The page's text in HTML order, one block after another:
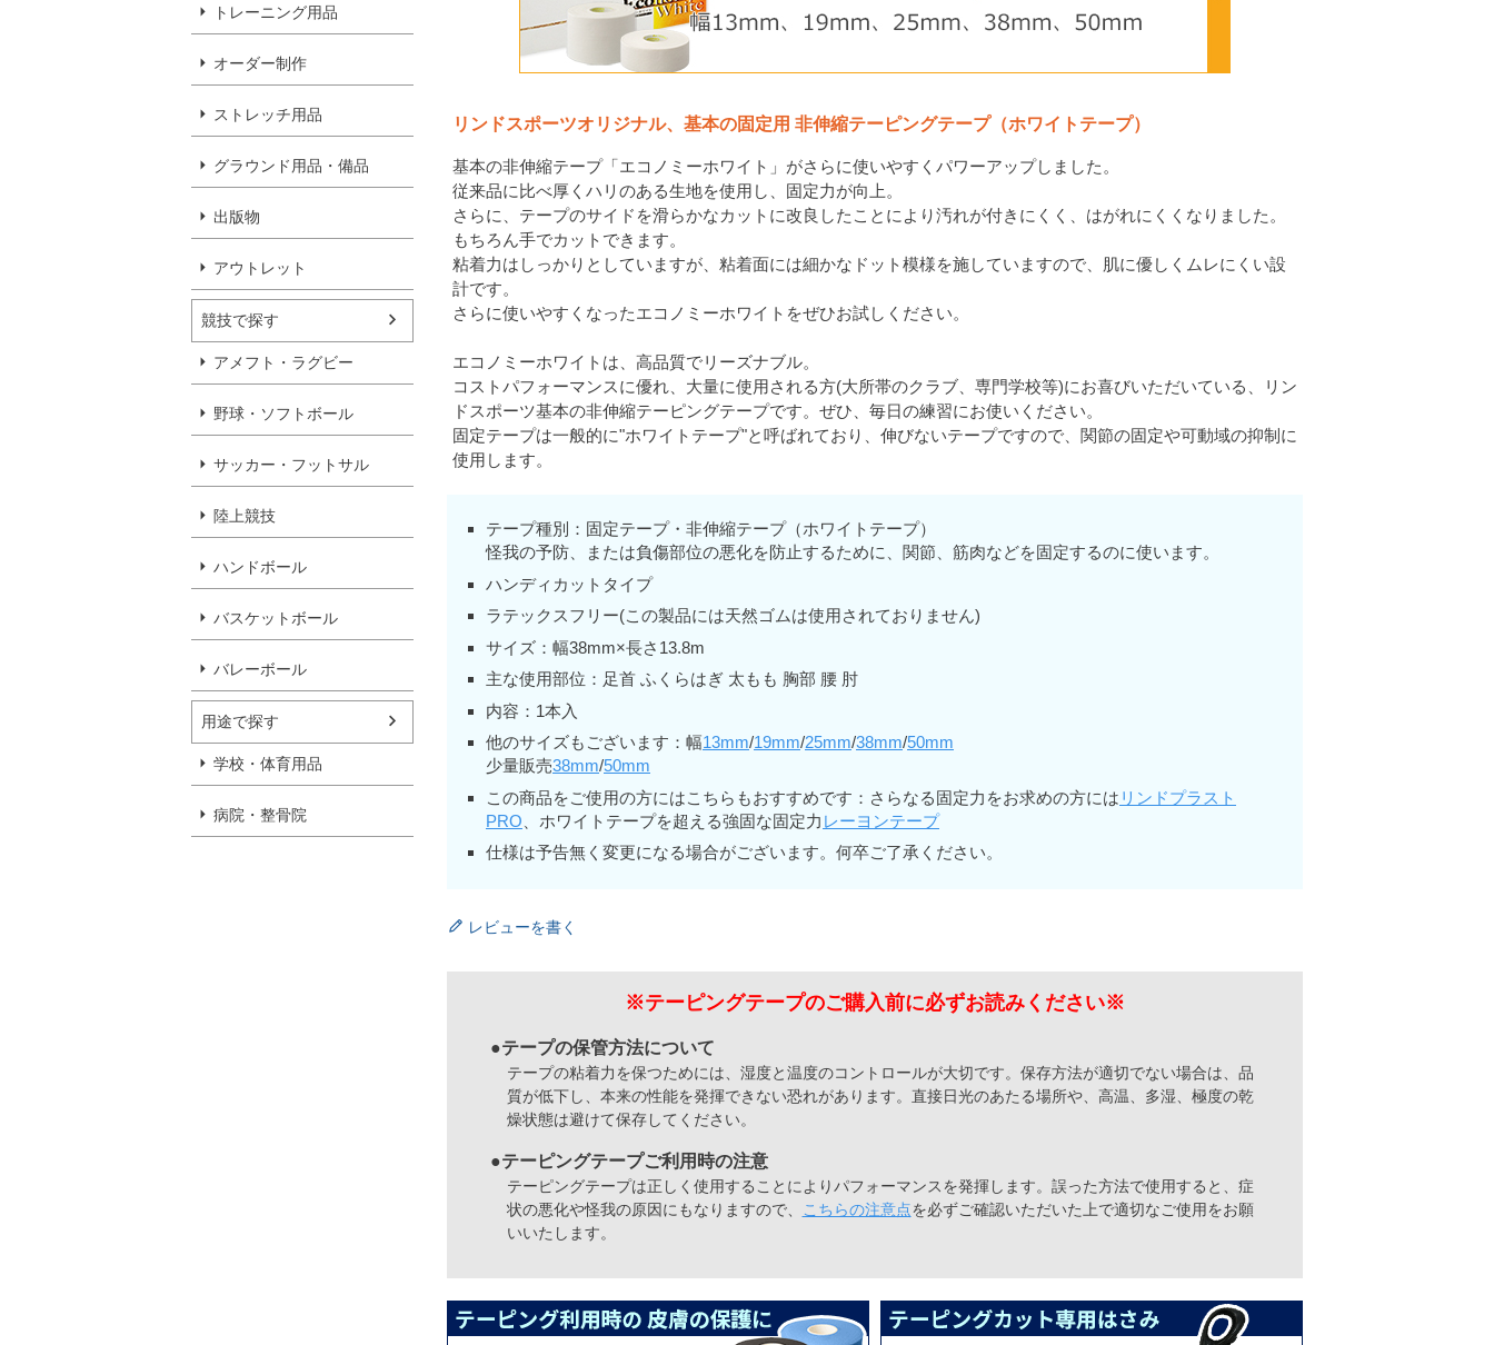
トレーニング用品
オーダー制作
ストレッチ用品
グラウンド用品・備品
出版物
アウトレット
競技で探す
アメフト・ラグビー
野球・ソフトボール
サッカー・フットサル
陸上競技
ハンドボール
バスケットボール
バレーボール
用途で探す
学校・体育用品
病院・整骨院
リンドスポーツオリジナル、基本の固定用 非伸縮テーピングテープ（ホワイトテープ）
基本の非伸縮テープ「エコノミーホワイト」がさらに使いやすくパワーアップしました。
従来品に比べ厚くハリのある生地を使用し、固定力が向上。
さらに、テープのサイドを滑らかなカットに改良したことにより汚れが付きにくく、はがれにくくなりました。
もちろん手でカットできます。
粘着力はしっかりとしていますが、粘着面には細かなドット模様を施していますので、肌に優しくムレにくい設
計です。
さらに使いやすくなったエコノミーホワイトをぜひお試しください。
エコノミーホワイトは、高品質でリーズナブル。
コストパフォーマンスに優れ、大量に使用される方(大所帯のクラブ、専門学校等)にお喜びいただいている、リン
ドスポーツ基本の非伸縮テーピングテープです。ぜひ、毎日の練習にお使いください。
固定テープは一般的に"ホワイトテープ"と呼ばれており、伸びないテープですので、関節の固定や可動域の抑制に
使用します。
テープ種別：固定テープ・非伸縮テープ（ホワイトテープ）
怪我の予防、または負傷部位の悪化を防止するために、関節、筋肉などを固定するのに使います。
ハンディカットタイプ
ラテックスフリー(この製品には天然ゴムは使用されておりません)
サイズ：幅38mm×長さ13.8m
主な使用部位：足首 ふくらはぎ 太もも 胸部 腰 肘
内容：1本入
他のサイズもございます：幅13mm/19mm/25mm/38mm/50mm
少量販売38mm/50mm
この商品をご使用の方にはこちらもおすすめです：さらなる固定力をお求めの方には リンドプラスト
PRO 、ホワイトテープを超える強固な固定力 レーヨンテープ
仕様は予告無く変更になる場合がございます。何卒ご了承ください。
レビューを書く
※テーピングテープのご購入前に必ずお読みください※
●テープの保管方法について
テープの粘着力を保つためには、湿度と温度のコントロールが大切です。保存方法が適切でない場合は、品
質が低下し、本来の性能を発揮できない恐れがあります。直接日光のあたる場所や、高温、多湿、極度の乾
燥状態は避けて保存してください。
●テーピングテープご利用時の注意
テーピングテープは正しく使用することによりパフォーマンスを発揮します。誤った方法で使用すると、症
状の悪化や怪我の原因にもなりますので、
こちらの注意点を必ずご確認いただいた上で適切なご使用をお願
いいたします。